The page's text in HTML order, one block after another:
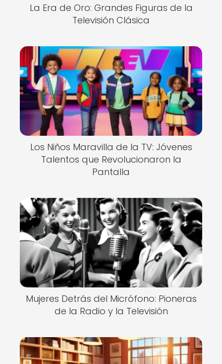
La Era de Oro: Grandes Figuras de la
Televisión Clásica
Los Niños Maravilla de la TV: Jóvenes
Talentos que Revolucionaron la
Pantalla
Mujeres Detrás del Micrófono: Pioneras
de la Radio y la Televisión